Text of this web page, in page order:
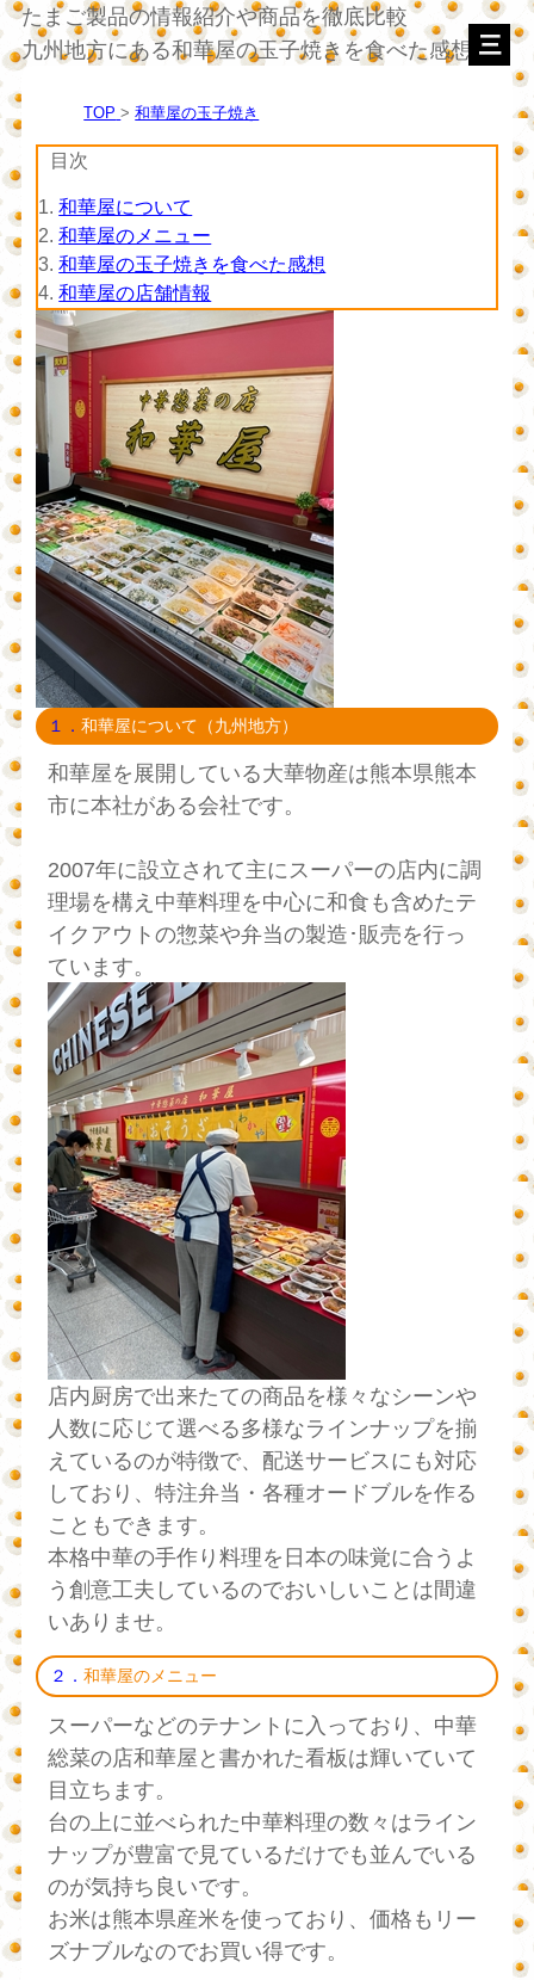
たまご製品の情報紹介や商品を徹底比較
九州地方にある和華屋の玉子焼きを食べた感想
TOP 和華屋の玉子焼き
目次
1.和華屋について
2.和華屋のメニュー
3.和華屋の玉子焼きを食べた感想
4.和華屋の店舗情報
１．和華屋について（九州地方）
和華屋を展開している大華物産は熊本県熊本
市に本社がある会社です。
2007年に設立されて主にスーパーの店内に調
理場を構え中華料理を中心に和食も含めたテ
イクアウトの惣菜や弁当の製造･販売を行っ
ています。
店内厨房で出来たての商品を様々なシーンや
人数に応じて選べる多様なラインナップを揃
えているのが特徴で、配送サービスにも対応
しており、特注弁当・各種オードブルを作る
こともできます。
本格中華の手作り料理を日本の味覚に合うよ
う創意工夫しているのでおいしいことは間違
いありませ。
２．和華屋のメニュー
スーパーなどのテナントに入っており、中華
総菜の店和華屋と書かれた看板は輝いていて
目立ちます。
台の上に並べられた中華料理の数々はライン
ナップが豊富で見ているだけでも並んでいる
のが気持ち良いです。
お米は熊本県産米を使っており、価格もリー
ズナブルなのでお買い得です。